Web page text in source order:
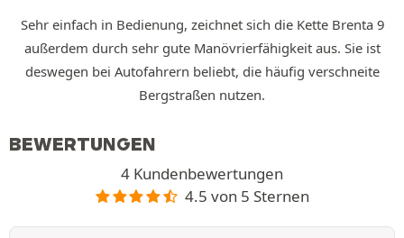
Sehr einfach in Bedienung, zeichnet sich die Kette Brenta 9
außerdem durch sehr gute Manövrierfähigkeit aus. Sie ist
deswegen bei Autofahrern beliebt, die häufig verschneite
Bergstraßen nutzen.
BEWERTUNGEN
4 Kundenbewertungen
4.5 von 5 Sternen